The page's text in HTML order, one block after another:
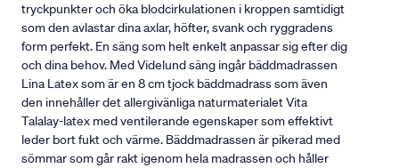
tryckpunkter och öka blodcirkulationen i kroppen samtidigt
som den avlastar dina axlar, höfter, svank och ryggradens
form perfekt. En säng som helt enkelt anpassar sig efter dig
och dina behov. Med Videlund säng ingår bäddmadrassen
Lina Latex som är en 8 cm tjock bäddmadrass som även
den innehåller det allergivänliga naturmaterialet Vita
Talalay-latex med ventilerande egenskaper som effektivt
leder bort fukt och värme. Bäddmadrassen är pikerad med
sömmar som går rakt igenom hela madrassen och håller